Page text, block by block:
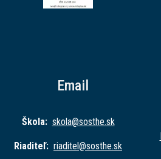
Email
Škola: skola@sosthe.sk
Riaditeľ: riaditel@sosthe.sk